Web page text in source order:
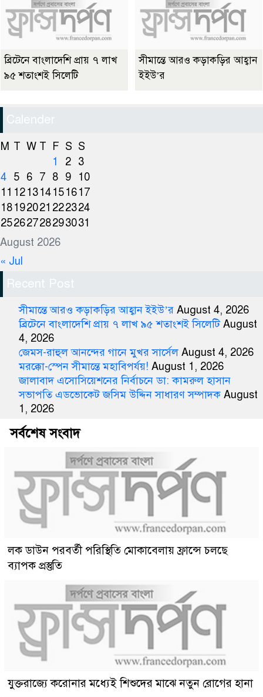
ব্রিটেনে বাংলাদেশি প্রায় ৭ লাখ
৯৫ শতাংশই সিলেটি
সীমান্তে আরও কড়াকড়ির আহ্বান
ইইউ’র
Calender
August 2026
M T W T F S S
1
2 3
4 5 6 7 8 9
10
11 121314151617
18192021 222324
25262728293031
« Jul
Recent Post
সীমান্তে আরও কড়াকড়ির আহ্বান ইইউ’র August 4, 2026
ব্রিটেনে বাংলাদেশি প্রায় ৭ লাখ ৯৫ শতাংশই সিলেটি August
4, 2026
জেমস-রাহুল আনন্দের গানে মুখর সার্সেল August 4, 2026
মরক্কো-স্পেন সীমান্তে মহাবিপর্যয়! August 1, 2026
জালাবাদ এসোসিয়েশনের নির্বাচনে ডা: কামরুল হাসান
সভাপতি এডভোকেট জসিম উদ্দিন সাধারণ সম্পাদক August
1, 2026
সর্বশেষ সংবাদ
লক ডাউন পরবর্তী পরিস্থিতি মোকাবেলায় ফ্রান্সে চলছে
ব্যাপক প্রস্তুতি
যুক্তরাজ্যে করোনার মধ্যেই শিশুদের মাঝে নতুন রোগের হানা